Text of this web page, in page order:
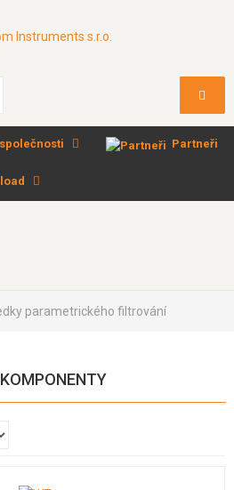
společnosti Partneři
parametrického filtrování